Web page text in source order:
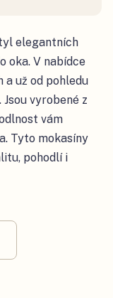
elegantních
oka. V nabídce
a už od pohledu
vyrobené z
vám
Tyto mokasíny
pohodlí i